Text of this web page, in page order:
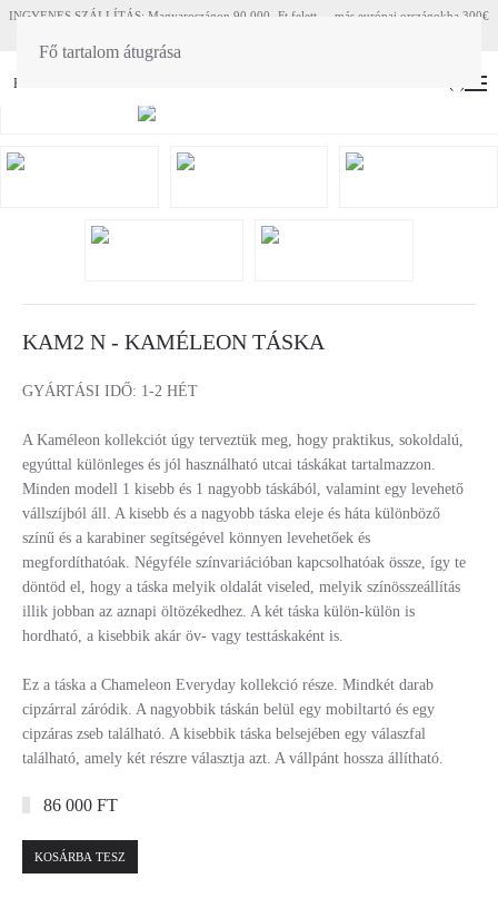
Fő tartalom átugrása
HU
INGYENES SZÁLLÍTÁS: Magyaroszágon 90 000.-Ft felett - más európai országokba 300€
KAM2 N - KAMÉLEON TÁSKA
GYÁRTÁSI IDŐ: 1-2 HÉT
A Kaméleon kollekciót úgy terveztük meg, hogy praktikus, sokoldalú,
egyúttal különleges és jól használható utcai táskákat tartalmazzon.
Minden modell 1 kisebb és 1 nagyobb táskából, valamint egy levehető
vállszíjból áll. A kisebb és a nagyobb táska eleje és háta különböző
színű és a karabiner segítségével könnyen levehetőek és
megfordíthatóak. Négyféle színvariációban kapcsolhatóak össze, így te
döntöd el, hogy a táska melyik oldalát viseled, melyik színösszeállítás
illik jobban az aznapi öltözékedhez. A két táska külön-külön is
hordható, a kisebbik akár öv- vagy testtáskaként is.
Ez a táska a Chameleon Everyday kollekció része. Mindkét darab
cipzárral záródik. A nagyobbik táskán belül egy mobiltartó és egy
cipzáras zseb található. A kisebbik táska belsejében egy válaszfal
található, amely két részre választja azt. A vállpánt hossza állítható.
86 000 FT
KOSÁRBA TESZ